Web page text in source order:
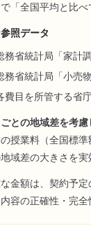
で「全国平均と比
照データ
務省統計局「家計
務省統計局「小売
費目を所管する省
との地域差を考慮
授業料（全国標
域差の大きさを
金額は、契約予
容の正確性・完